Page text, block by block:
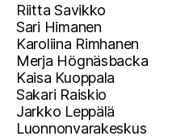
Riitta Savikko
Sari Himanen
Karoliina Rimhanen
Merja Högnäsbacka
Kaisa Kuoppala
Sakari Raiskio
Jarkko Leppälä
Luonnonvarakeskus